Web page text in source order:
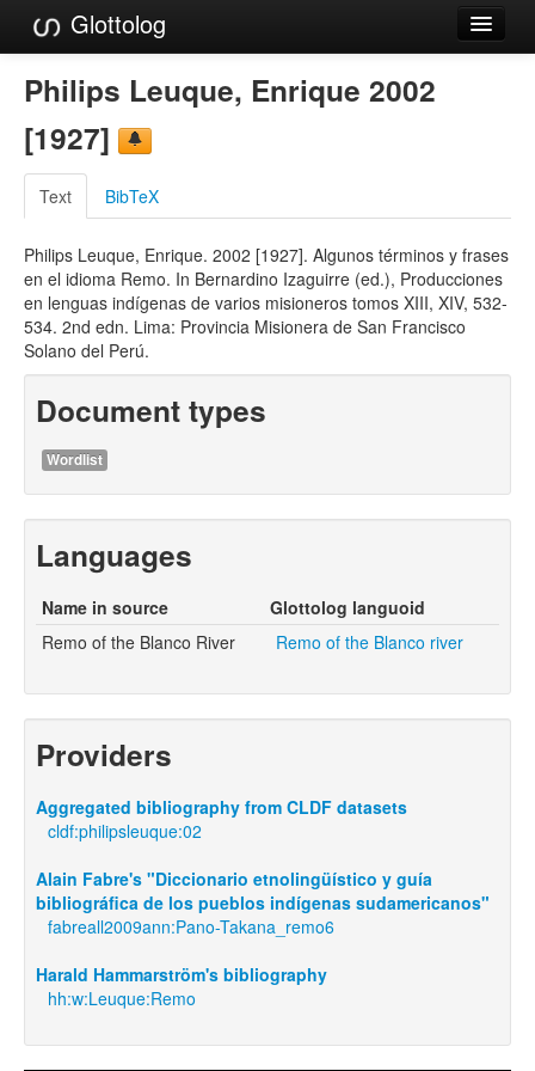
Glottolog
Languages
Families
Language Search
References
Reference Search
GlottoScope
About
Philips Leuque, Enrique 2002
[1927]
Text BibTeX
Philips Leuque, Enrique. 2002 [1927]. Algunos términos y frases
en el idioma Remo. In Bernardino Izaguirre (ed.), Producciones
en lenguas indígenas de varios misioneros tomos XIII, XIV, 532-
534. 2nd edn. Lima: Provincia Misionera de San Francisco
Solano del Perú.
Document types
Wordlist
Languages
Name in source
Glottolog languoid
Remo of the Blanco River
Remo of the Blanco river
Providers
Aggregated bibliography from CLDF datasets
cldf:philipsleuque:02
Alain Fabre's "Diccionario etnolingüístico y guía
bibliográfica de los pueblos indígenas sudamericanos"
fabreall2009ann:Pano-Takana_remo6
Harald Hammarström's bibliography
hh:w:Leuque:Remo